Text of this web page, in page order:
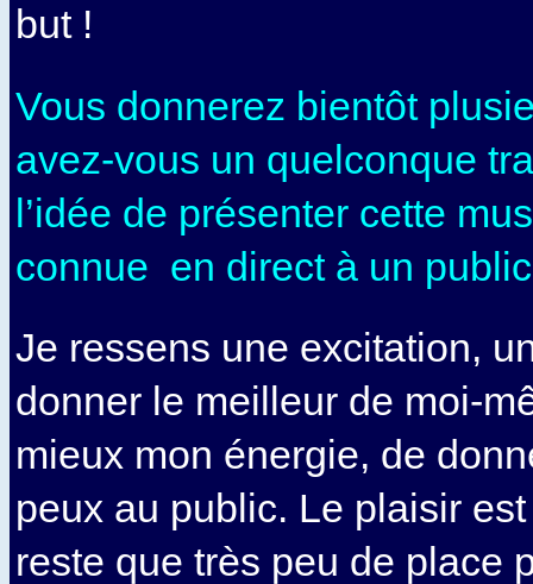
but !
Vous donnerez bientôt
avez-vous un quelconque
l’idée de présenter cette
connue en direct à un
Je ressens une excitation,
donner le meilleur de moi-
mieux mon énergie, de
peux au public. Le plaisir
reste que très peu de place